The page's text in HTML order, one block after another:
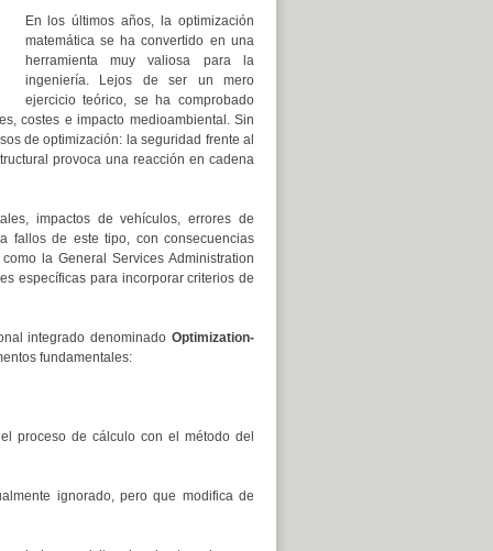
En los últimos años, la optimización
matemática se ha convertido en una
herramienta muy valiosa para la
ingeniería. Lejos de ser un mero
ejercicio teórico, se ha comprobado
costes e impacto medioambiental. Sin
de optimización: la seguridad frente al
provoca una reacción en cadena
impactos de vehículos, errores de
fallos de este tipo, con consecuencias
la General Services Administration
específicas para incorporar criterios de
integrado denominado Optimization-
fundamentales:
proceso de cálculo con el método del
ignorado, pero que modifica de